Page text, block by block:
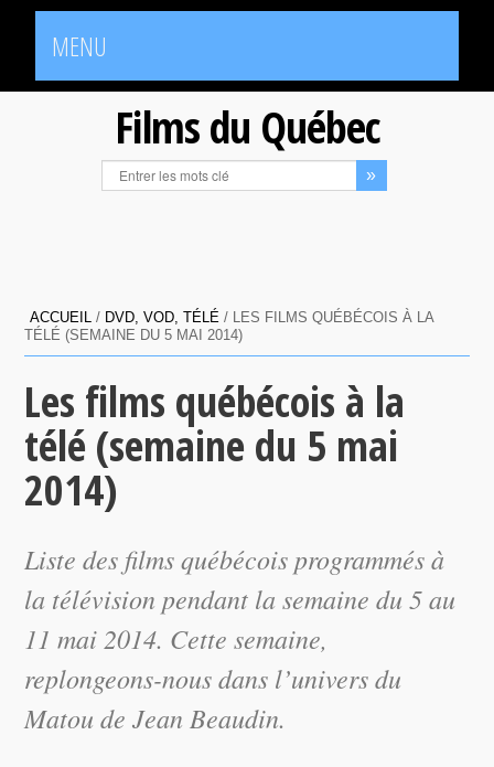
MENU
Films du Québec
ACCUEIL / DVD, VOD, TÉLÉ / LES FILMS QUÉBÉCOIS À LA
TÉLÉ (SEMAINE DU 5 MAI 2014)
Les films québécois à la
télé (semaine du 5 mai
2014)
Liste des films québécois programmés à
la télévision pendant la semaine du 5 au
11 mai 2014. Cette semaine,
replongeons-nous dans l’univers du
Matou de Jean Beaudin.